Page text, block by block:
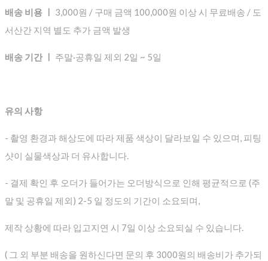
배송 비용 ㅣ 3,000원 / 구매 금액 100,000원 이상 시 무료배송 / 도
서산간 지역 별도 추가 금액 발생
배송 기간 ㅣ 주말·공휴일 제외 2일 ~ 5일
유의 사항
- 촬영 환경과 해상도에 따라 제품 색상이 달라보일 수 있으며, 피팅
샷이 실물색상과 더 유사합니다.
- 결제 확인 후 오더가 들어가는 오더방식으로 인해 평균적으로 (주
말 및 공휴일 제외) 2-5 일 정도의 기간이 소요되며,
제작 상황에 따라 입고지연 시 7일 이상 소요되실 수 있습니다.
( 그 외 부분 배송을 원하신다면 문의 후 3000원의 배송비가 추가되